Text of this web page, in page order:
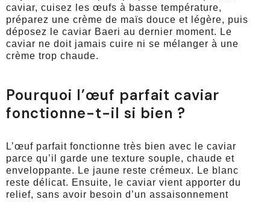
caviar, cuisez les œufs à basse température,
préparez une crème de maïs douce et légère, puis
déposez le caviar Baeri au dernier moment. Le
caviar ne doit jamais cuire ni se mélanger à une
crème trop chaude.
Pourquoi l’œuf parfait caviar
fonctionne-t-il si bien ?
L’œuf parfait fonctionne très bien avec le caviar
parce qu’il garde une texture souple, chaude et
enveloppante. Le jaune reste crémeux. Le blanc
reste délicat. Ensuite, le caviar vient apporter du
relief, sans avoir besoin d’un assaisonnement